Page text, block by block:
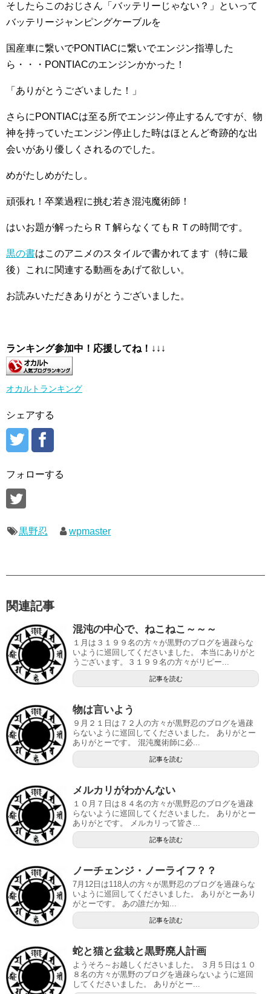
そしたらこのおじさん「バッテリーじゃない？」といって
バッテリージャンピングケーブルを
国産車に繋いでPONTIACに繋いでエンジン指導した
ら・・・PONTIACのエンジンかかった！
「ありがとうございました！」
さらにPONTIACは至る所でエンジン停止するんですが、物
神を持っていたエンジン停止した時はほとんど奇跡的な出
会いがあり優しくされるのでした。
めがたしめがたし。
頑張れ！卒業過程に挑む若き混沌魔術師！
はいお題が解ったらＲＴ解らなくてもＲＴの時間です。
黒の書はこのアニメのスタイルで書かれてます（特に最
後）これに関連する動画をあげて欲しい。
お読みいただきありがとうございました。
ランキング参加中！応援してね！ ↓↓↓
オカルトランキング
シェアする
フォローする
黒野忍 wpmaster
関連記事
混沌の中心で、ねこねこ～～～
１月は３１９９名の方々が黒野のブログを過疎らな
いように巡回してくださいました。 本当にありがと
うございます。３１９９名の方々がリピー...
記事を読む
物は言いよう
９月２１日は７２人の方々が黒野忍のブログを過疎
らないように巡回してくださいました。 ありがとー
ありがとーです。 混沌魔術師に必...
記事を読む
メルカリがわかんない
１０月７日は８４名の方々が黒野忍のブログを過疎
らないように巡回してくださいました。 ありがとー
ありがとです。 メルカリって皆さ...
記事を読む
ノーチェンジ・ノーライフ？？
7月12日は118人の方々が黒野忍のブログを過疎らな
いように巡回してくださいました。 ありがとーあり
がとーです。 あの誰だか知...
記事を読む
蛇と猫と盆栽と黒野廃人計画
ようそろ～お越しくださいました。 ３月５日は１０
８名の方々が黒野のブログを過疎らないように巡回
してくださいました。 ありがとー...